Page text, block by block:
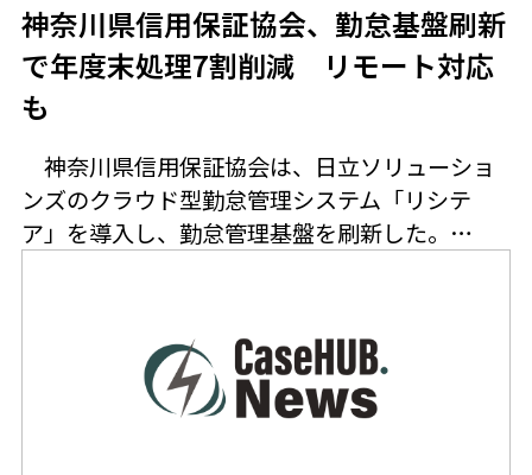
神奈川県信用保証協会、勤怠基盤刷新
で年度末処理7割削減 リモート対応
も
神奈川県信用保証協会は、日立ソリューショ
ンズのクラウド型勤怠管理システム「リシテ
ア」を導入し、勤怠管理基盤を刷新した。…